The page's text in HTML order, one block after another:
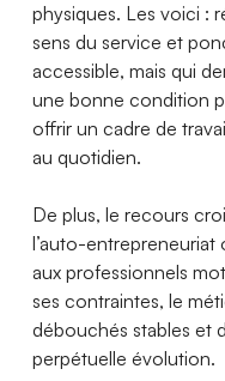
physiques. Les voici :
sens du service et
accessible, mais qui
une bonne condition
offrir un cadre de
au quotidien.
De plus, le recours
l’auto-
aux professionnels
ses contraintes, le
débouchés stables et
perpétuelle évolution.